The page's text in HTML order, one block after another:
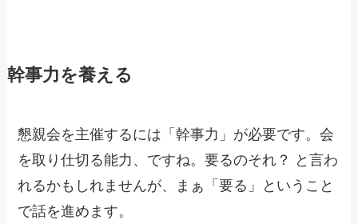
幹事力を養える
懇親会を主催するには「幹事力」が必要です。会
を取り仕切る能力、ですね。要るのそれ？ と言わ
れるかもしれませんが、まぁ「要る」ということ
で話を進めます。